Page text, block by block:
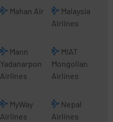
Mahan Air
Malaysia
Airlines
Mann
Yadanarpon
Airlines
MIAT
Mongolian
Airlines
MyWay
Airlines
Nepal
Airlines